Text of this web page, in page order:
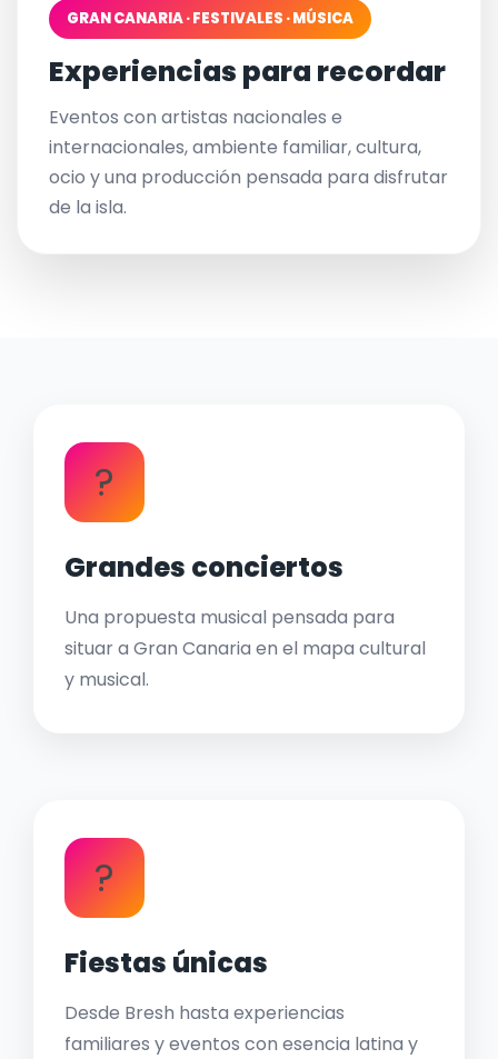
GRAN CANARIA · FESTIVALES · MÚSICA
Experiencias para recordar
Eventos con artistas nacionales e
internacionales, ambiente familiar, cultura,
ocio y una producción pensada para disfrutar
de la isla.
?
Grandes conciertos
Una propuesta musical pensada para
situar a Gran Canaria en el mapa cultural
y musical.
?
Fiestas únicas
Desde Bresh hasta experiencias
familiares y eventos con esencia latina y